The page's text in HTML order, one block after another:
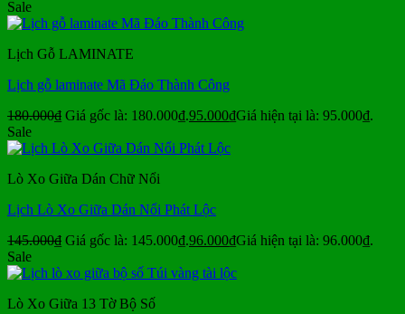
Sale
Lịch Gỗ LAMINATE
Lịch gỗ laminate Mã Đáo Thành Công
180.000₫ Giá gốc là: 180.000₫.95.000₫Giá hiện tại là: 95.000₫.
Sale
Lò Xo Giữa Dán Chữ Nổi
Lịch Lò Xo Giữa Dán Nổi Phát Lộc
145.000₫ Giá gốc là: 145.000₫.96.000₫Giá hiện tại là: 96.000₫.
Sale
Lò Xo Giữa 13 Tờ Bộ Số